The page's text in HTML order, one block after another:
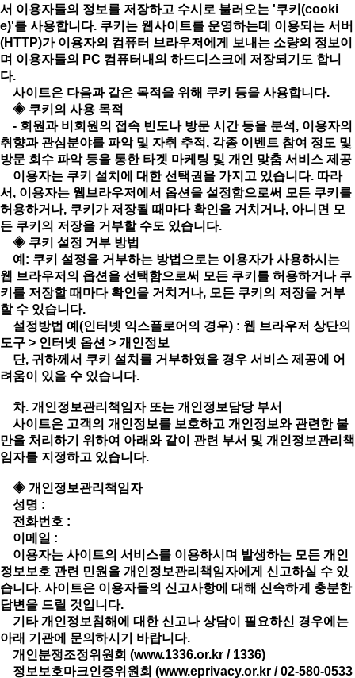
서 이용자들의 정보를 저장하고 수시로 불러오는 '쿠키(cooki
e)'를 사용합니다. 쿠키는 웹사이트를 운영하는데 이용되는 서버
(HTTP)가 이용자의 컴퓨터 브라우저에게 보내는 소량의 정보이
며 이용자들의 PC 컴퓨터내의 하드디스크에 저장되기도 합니
다.
사이트은 다음과 같은 목적을 위해 쿠키 등을 사용합니다.
◈ 쿠키의 사용 목적
- 회원과 비회원의 접속 빈도나 방문 시간 등을 분석, 이용자의
취향과 관심분야를 파악 및 자취 추적, 각종 이벤트 참여 정도 및
방문 회수 파악 등을 통한 타겟 마케팅 및 개인 맞춤 서비스 제공
이용자는 쿠키 설치에 대한 선택권을 가지고 있습니다. 따라
서, 이용자는 웹브라우저에서 옵션을 설정함으로써 모든 쿠키를
허용하거나, 쿠키가 저장될 때마다 확인을 거치거나, 아니면 모
든 쿠키의 저장을 거부할 수도 있습니다.
◈ 쿠키 설정 거부 방법
예: 쿠키 설정을 거부하는 방법으로는 이용자가 사용하시는
웹 브라우저의 옵션을 선택함으로써 모든 쿠키를 허용하거나 쿠
키를 저장할 때마다 확인을 거치거나, 모든 쿠키의 저장을 거부
할 수 있습니다.
설정방법 예(인터넷 익스플로어의 경우) : 웹 브라우저 상단의
도구 > 인터넷 옵션 > 개인정보
단, 귀하께서 쿠키 설치를 거부하였을 경우 서비스 제공에 어
려움이 있을 수 있습니다.
차. 개인정보관리책임자 또는 개인정보담당 부서
사이트은 고객의 개인정보를 보호하고 개인정보와 관련한 불
만을 처리하기 위하여 아래와 같이 관련 부서 및 개인정보관리책
임자를 지정하고 있습니다.
◈ 개인정보관리책임자
성명 :
전화번호 :
이메일 :
이용자는 사이트의 서비스를 이용하시며 발생하는 모든 개인
정보보호 관련 민원을 개인정보관리책임자에게 신고하실 수 있
습니다. 사이트은 이용자들의 신고사항에 대해 신속하게 충분한
답변을 드릴 것입니다.
기타 개인정보침해에 대한 신고나 상담이 필요하신 경우에는
아래 기관에 문의하시기 바랍니다.
개인분쟁조정위원회 (www.1336.or.kr / 1336)
정보보호마크인증위원회 (www.eprivacy.or.kr / 02-580-0533